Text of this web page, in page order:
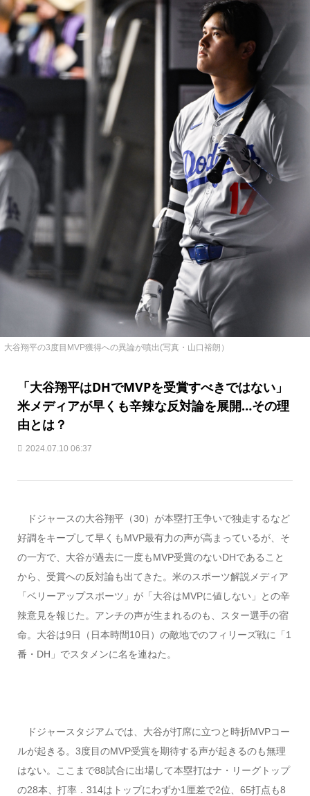
大谷翔平の3度目MVP獲得への異論が噴出(写真・山口裕朗）
「大谷翔平はDHでMVPを受賞すべきではない」
米メディアが早くも辛辣な反対論を展開…その理
由とは？
2024.07.10 06:37
ドジャースの大谷翔平（30）が本塁打王争いで独走するなど
好調をキープして早くもMVP最有力の声が高まっているが、そ
の一方で、大谷が過去に一度もMVP受賞のないDHであること
から、受賞への反対論も出てきた。米のスポーツ解説メディア
「ベリーアップスポーツ」が「大谷はMVPに値しない」との辛
辣意見を報じた。アンチの声が生まれるのも、スター選手の宿
命。大谷は9日（日本時間10日）の敵地でのフィリーズ戦に「1
番・DH」でスタメンに名を連ねた。
ドジャースタジアムでは、大谷が打席に立つと時折MVPコー
ルが起きる。3度目のMVP受賞を期待する声が起きるのも無理
はない。ここまで88試合に出場して本塁打はナ・リーグトップ
の28本、打率．314はトップにわずか1厘差で2位、65打点も8